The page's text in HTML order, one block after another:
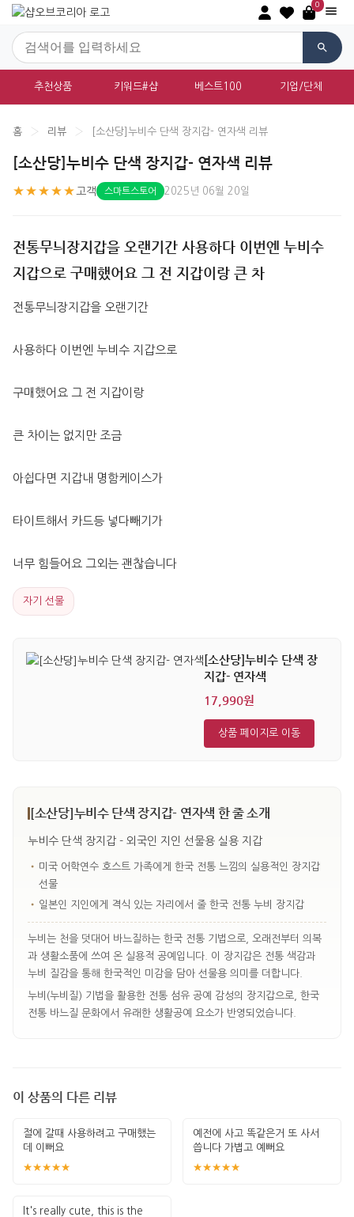
0
추천상품 키워드#샵 베스트100 기업/단체
홈 › 리뷰 › [소산당]누비수 단색 장지갑- 연자색 리뷰
[소산당]누비수 단색 장지갑- 연자색 리뷰
★★★★★ 고객 스마트스토어 2025년 06월 20일
전통무늬장지갑을 오랜기간 사용하다 이번엔 누비수
지갑으로 구매했어요 그 전 지갑이랑 큰 차
전통무늬장지갑을 오랜기간
사용하다 이번엔 누비수 지갑으로
구매했어요 그 전 지갑이랑
큰 차이는 없지만 조금
아쉽다면 지갑내 명함케이스가
타이트해서 카드등 넣다빼기가
너무 힘들어요 그외는 괜찮습니다
자기 선물
[소산당]누비수 단색 장
지갑- 연자색
17,990원
상품 페이지로 이동
[소산당]누비수 단색 장지갑- 연자색 한 줄 소개
누비수 단색 장지갑 - 외국인 지인 선물용 실용 지갑
• 미국 어학연수 호스트 가족에게 한국 전통 느낌의 실용적인 장지갑
선물
• 일본인 지인에게 격식 있는 자리에서 줄 한국 전통 누비 장지갑
누비는 천을 덧대어 바느질하는 한국 전통 기법으로, 오래전부터 의복
과 생활소품에 쓰여 온 실용적 공예입니다. 이 장지갑은 전통 색감과
누비 질감을 통해 한국적인 미감을 담아 선물용 의미를 더합니다.
누비(누비질) 기법을 활용한 전통 섬유 공예 감성의 장지갑으로, 한국
전통 바느질 문화에서 유래한 생활공예 요소가 반영되었습니다.
이 상품의 다른 리뷰
절에 갈때 사용하려고 구매했는
데 이뻐요
★★★★★
예전에 사고 똑같은거 또 사서
씁니다 가볍고 예뻐요
★★★★★
It's really cute, this is the